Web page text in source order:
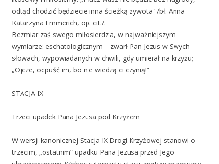
odtąd chodzić będziecie inna ścieżką żywota” /bł. Anna
Katarzyna Emmerich, op. cit./.
Bezmiar zaś swego miłosierdzia, w najważniejszym
wymiarze: eschatologicznym – zwarł Pan Jezus w Swych
słowach, wypowiadanych w chwili, gdy umierał na krzyżu;
„Ojcze, odpuść im, bo nie wiedzą ci czynią!”
STACJA IX
Trzeci upadek Pana Jezusa pod Krzyżem
W wersji kanonicznej Stacja IX Drogi Krzyżowej stanowi o
trzecim, „ostatnim” upadku Pana Jezusa przed Jego